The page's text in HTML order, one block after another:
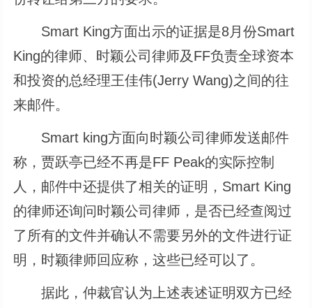
Smart King方面出示的证据是8月份Smart
King的律师、时颖公司律师及FF负责全球资本
和投资的总经理王佳伟(Jerry Wang)之间的往
来邮件。
Smart king方面向时颖公司律师发送邮件
称，贾跃亭已经不再是FF Peak的实际控制
人，邮件中还提供了相关的证明，Smart King
的律师还询问时颖公司律师，是否已经查阅过
了所有的文件并确认不需要另外的文件进行证
明，时颖律师回应称，这些已经可以了。
据此，仲裁官认为上述表述证明双方已经